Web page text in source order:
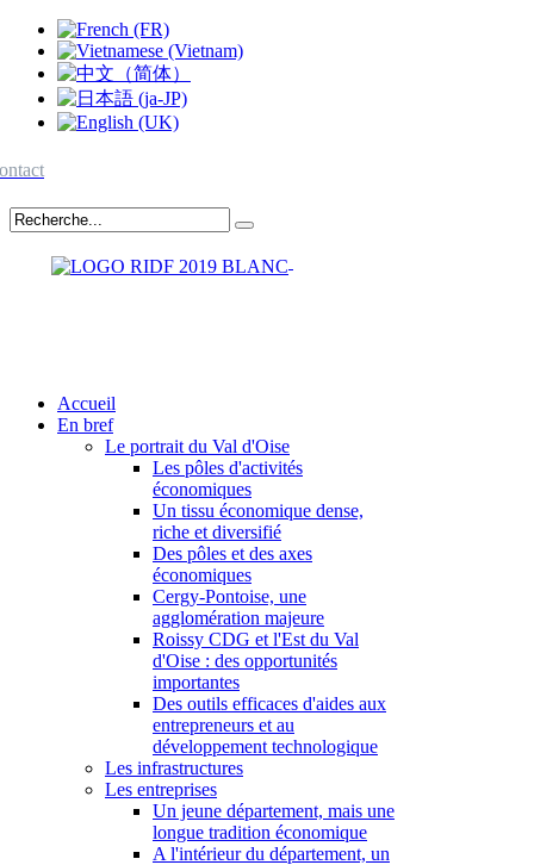
Accueil
En bref
Le portrait du Val d'Oise
Les pôles d'activités
économiques
Un tissu économique dense,
riche et diversifié
Des pôles et des axes
économiques
Cergy-Pontoise, une
agglomération majeure
Roissy CDG et l'Est du Val
d'Oise : des opportunités
importantes
Des outils efficaces d'aides aux
entrepreneurs et au
développement technologique
Les infrastructures
Les entreprises
Un jeune département, mais une
longue tradition économique
A l'intérieur du département, un